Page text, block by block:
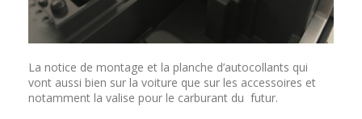
La notice de montage et la planche d’autocollants qui
vont aussi bien sur la voiture que sur les accessoires et
notamment la valise pour le carburant du futur.